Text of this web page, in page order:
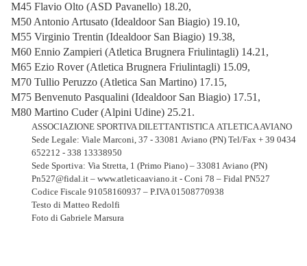
M45 Flavio Olto (ASD Pavanello) 18.20,
M50 Antonio Artusato (Idealdoor San Biagio) 19.10,
M55 Virginio Trentin (Idealdoor San Biagio) 19.38,
M60 Ennio Zampieri (Atletica Brugnera Friulintagli) 14.21,
M65 Ezio Rover (Atletica Brugnera Friulintagli) 15.09,
M70 Tullio Peruzzo (Atletica San Martino) 17.15,
M75 Benvenuto Pasqualini (Idealdoor San Biagio) 17.51,
M80 Martino Cuder (Alpini Udine) 25.21.
ASSOCIAZIONE SPORTIVA DILETTANTISTICA ATLETICA AVIANO
Sede Legale: Viale Marconi, 37 - 33081 Aviano (PN) Tel/Fax + 39 0434
652212 - 338 13338950
Sede Sportiva: Via Stretta, 1 (Primo Piano) – 33081 Aviano (PN)
Pn527@fidal.it – www.atleticaaviano.it - Coni 78 – Fidal PN527
Codice Fiscale 91058160937 – P.IVA 01508770938
Testo di Matteo Redolfi
Foto di Gabriele Marsura